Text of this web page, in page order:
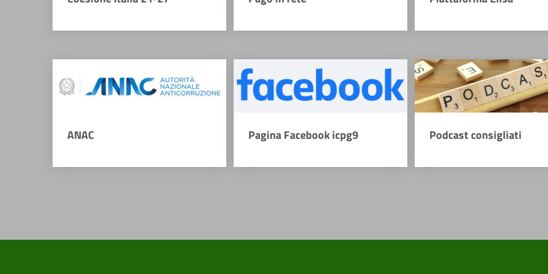
ANAC Pagina Facebook icpg9 Podcast consigliati